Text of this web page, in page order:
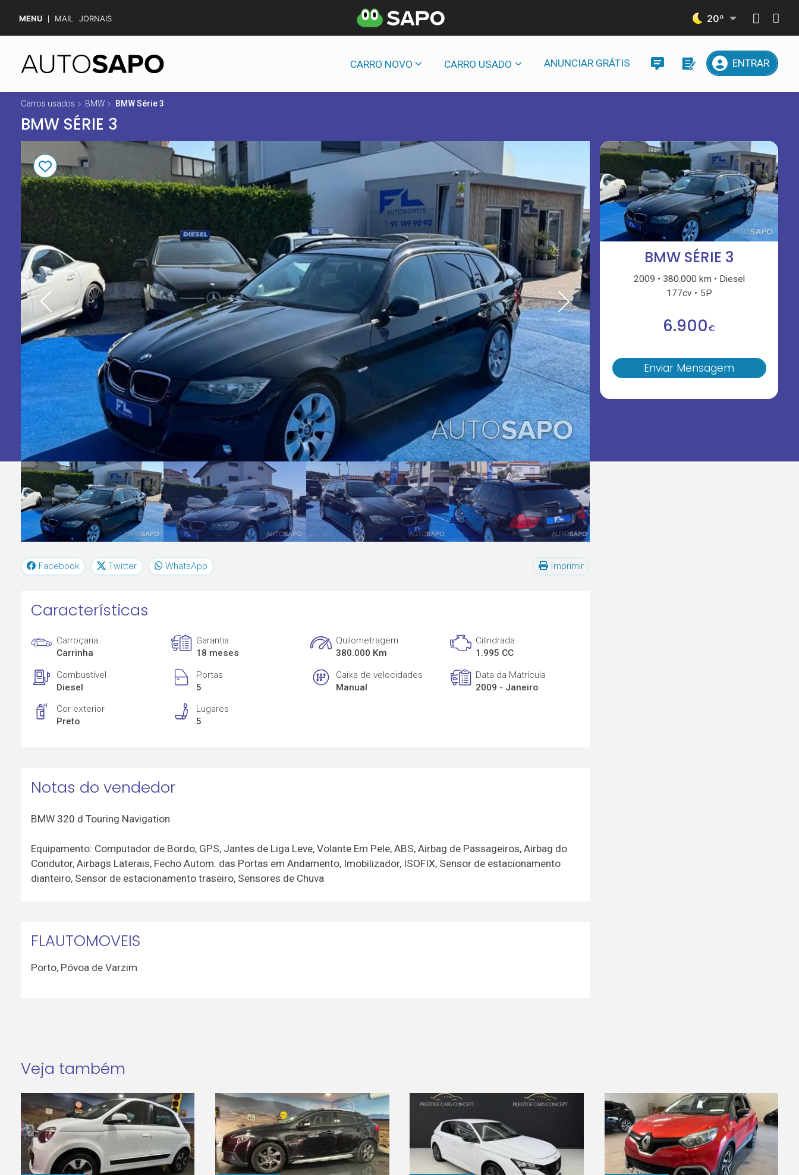
MENU MAIL JORNAIS 20º
CARRO NOVO CARRO USADO ANUNCIAR GRÁTIS ENTRAR
Carros usados BMW BMW Série 3
BMW SÉRIE 3
BMW SÉRIE 3
2009 380.000 km
Diesel
177cv
5P
6.900€
Enviar Mensagem
Facebook Twitter WhatsApp Imprimir
Características
Carroçaria
Carrinha
Garantia
18 meses
Quilometragem
380.000 Km
Cilindrada
1.995 CC
Combustível
Diesel
Portas
5
Caixa de velocidades
Manual
Data da Matrícula
2009 - Janeiro
Cor exterior
Preto
Lugares
5
Notas do vendedor
BMW 320 d Touring Navigation
Equipamento: Computador de Bordo, GPS, Jantes de Liga Leve, Volante Em Pele, ABS, Airbag de Passageiros, Airbag do
Condutor, Airbags Laterais, Fecho Autom. das Portas em Andamento, Imobilizador, ISOFIX, Sensor de estacionamento
dianteiro, Sensor de estacionamento traseiro, Sensores de Chuva
FLAUTOMOVEIS
Porto, Póvoa de Varzim
Veja também